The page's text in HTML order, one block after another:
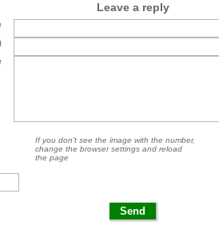
Leave a reply
If you don't see the image with the number,
change the browser settings and reload
the page